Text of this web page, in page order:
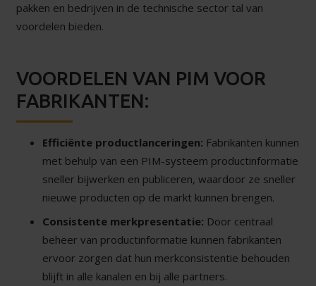
pakken en bedrijven in de technische sector tal van
voordelen bieden.
VOORDELEN VAN PIM VOOR
FABRIKANTEN:
Efficiënte productlanceringen: Fabrikanten kunnen
met behulp van een PIM-systeem productinformatie
sneller bijwerken en publiceren, waardoor ze sneller
nieuwe producten op de markt kunnen brengen.
Consistente merkpresentatie: Door centraal
beheer van productinformatie kunnen fabrikanten
ervoor zorgen dat hun merkconsistentie behouden
blijft in alle kanalen en bij alle partners.